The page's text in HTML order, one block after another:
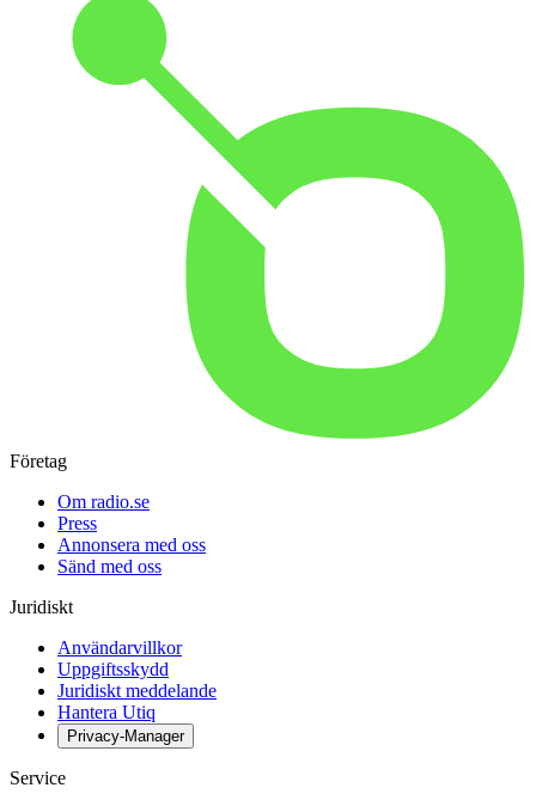
Företag
Om radio.se
Press
Annonsera med oss
Sänd med oss
Juridiskt
Användarvillkor
Uppgiftsskydd
Juridiskt meddelande
Hantera Utiq
Privacy-Manager
Service